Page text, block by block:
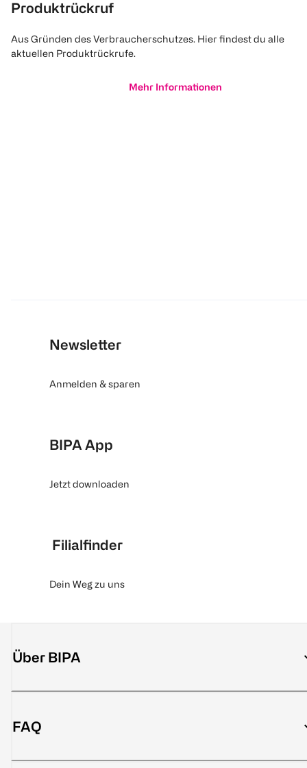
Produktrückruf
Aus Gründen des Verbraucherschutzes. Hier findest du alle
aktuellen Produktrückrufe.
Mehr Informationen
Newsletter
Anmelden & sparen
BIPA App
Jetzt downloaden
Filialfinder
Dein Weg zu uns
Über BIPA
FAQ